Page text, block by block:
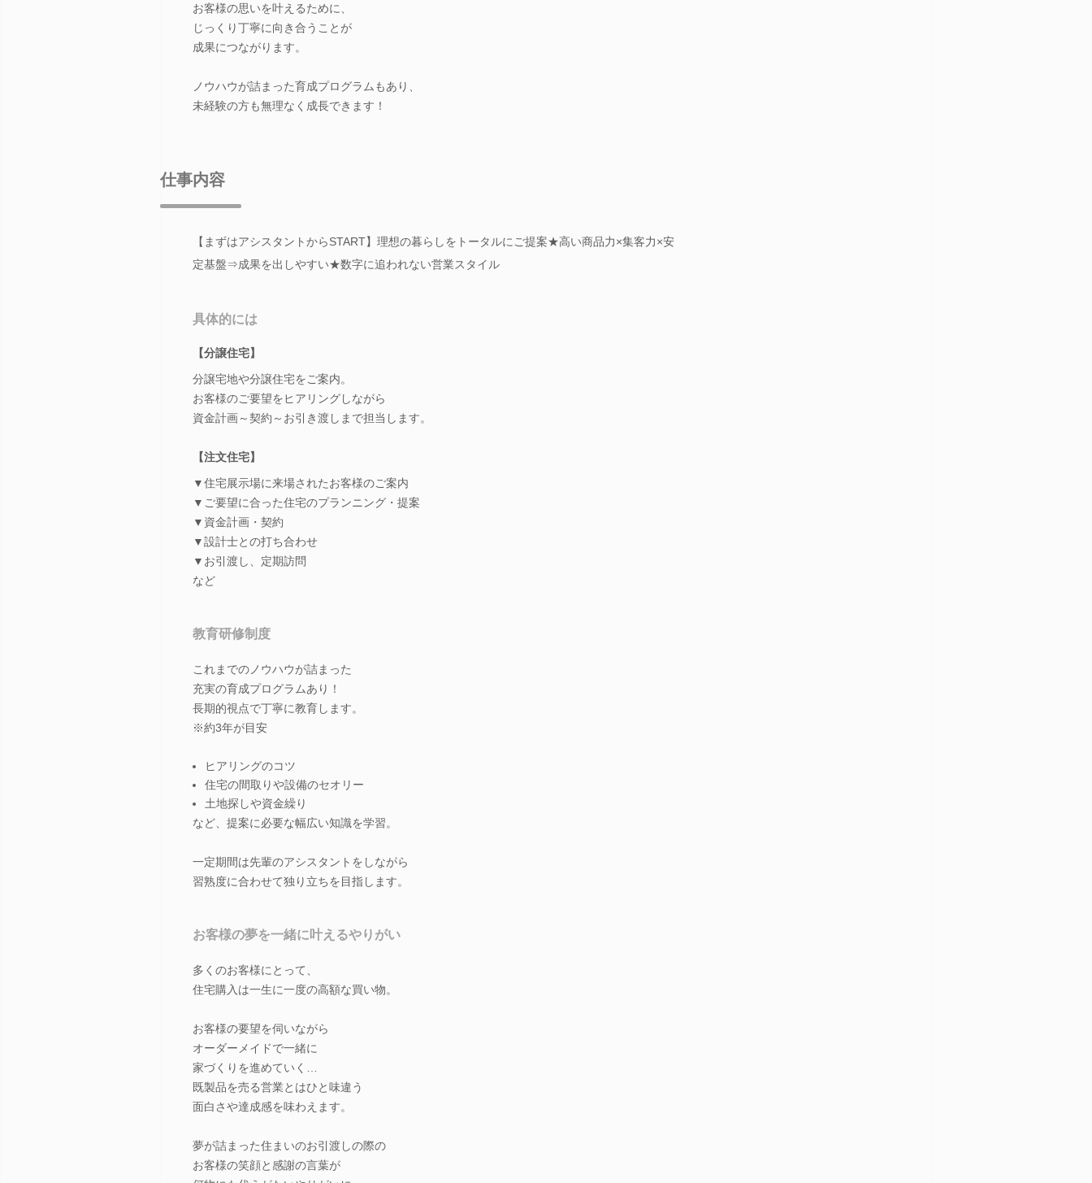
お客様の思いを叶えるために、
じっくり丁寧に向き合うことが
成果につながります。
ノウハウが詰まった育成プログラムもあり、
未経験の方も無理なく成長できます！
仕事内容
【まずはアシスタントからSTART】理想の暮らしをトータルにご提案★高い商品力×集客力×安
定基盤⇒成果を出しやすい★数字に追われない営業スタイル
具体的には
【分譲住宅】
分譲宅地や分譲住宅をご案内。
お客様のご要望をヒアリングしながら
資金計画～契約～お引き渡しまで担当します。
【注文住宅】
▼住宅展示場に来場されたお客様のご案内
▼ご要望に合った住宅のプランニング・提案
▼資金計画・契約
▼設計士との打ち合わせ
▼お引渡し、定期訪問
など
教育研修制度
これまでのノウハウが詰まった
充実の育成プログラムあり！
長期的視点で丁寧に教育します。
※約3年が目安
ヒアリングのコツ
住宅の間取りや設備のセオリー
土地探しや資金繰り
など、提案に必要な幅広い知識を学習。
一定期間は先輩のアシスタントをしながら
習熟度に合わせて独り立ちを目指します。
お客様の夢を一緒に叶えるやりがい
多くのお客様にとって、
住宅購入は一生に一度の高額な買い物。
お客様の要望を伺いながら
オーダーメイドで一緒に
家づくりを進めていく…
既製品を売る営業とはひと味違う
面白さや達成感を味わえます。
夢が詰まった住まいのお引渡しの際の
お客様の笑顔と感謝の言葉が